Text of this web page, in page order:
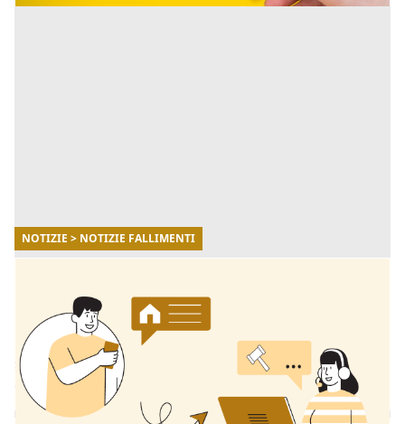
NOTIZIE > NOTIZIE FALLIMENTI
Aste giudiziarie: come orientarsi in sicurezza
con la consulenza di Fallimenti.it
Per affrontare questo percorso senza stress nasce il
servizio di consulenza di Fallimenti.it per la ricerca di
qualsiasi immobile in asta. [...]